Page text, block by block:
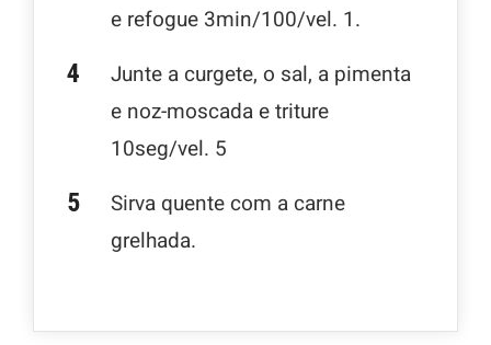
e refogue 3min/100/vel. 1.
Junte a curgete, o sal, a pimenta
e noz-moscada e triture
10seg/vel. 5
Sirva quente com a carne
grelhada.